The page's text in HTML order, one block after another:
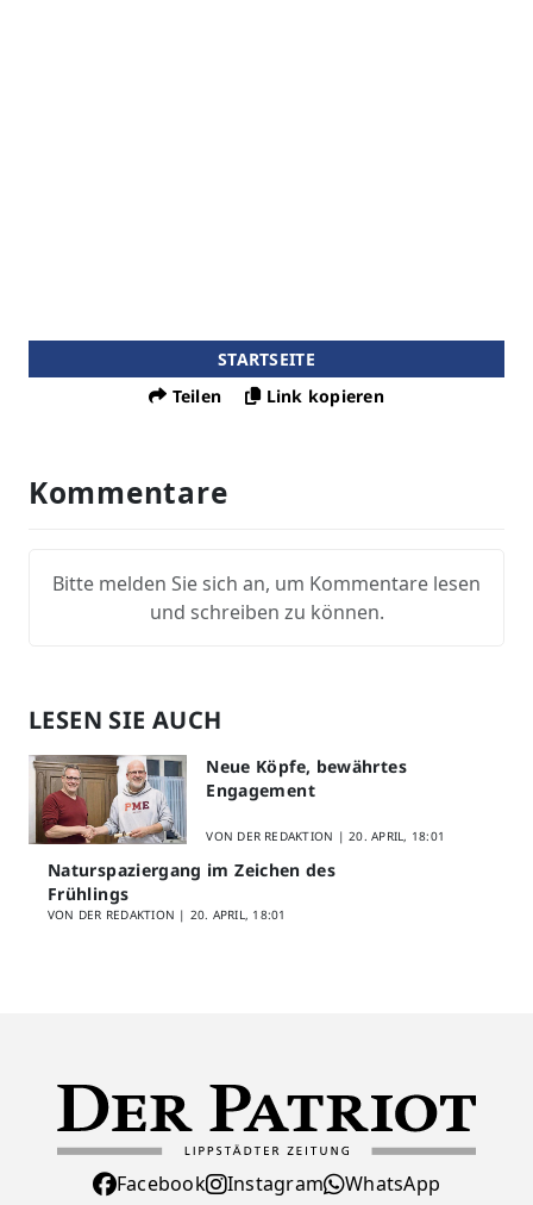
STARTSEITE
Teilen
Link kopieren
Kommentare
Bitte melden Sie sich an, um Kommentare lesen
und schreiben zu können.
LESEN SIE AUCH
Neue Köpfe, bewährtes
Engagement
VON DER REDAKTION |20. APRIL, 18:01
Naturspaziergang im Zeichen des
Frühlings
VON DER REDAKTION | 20. APRIL, 18:01
Facebook Instagram WhatsApp